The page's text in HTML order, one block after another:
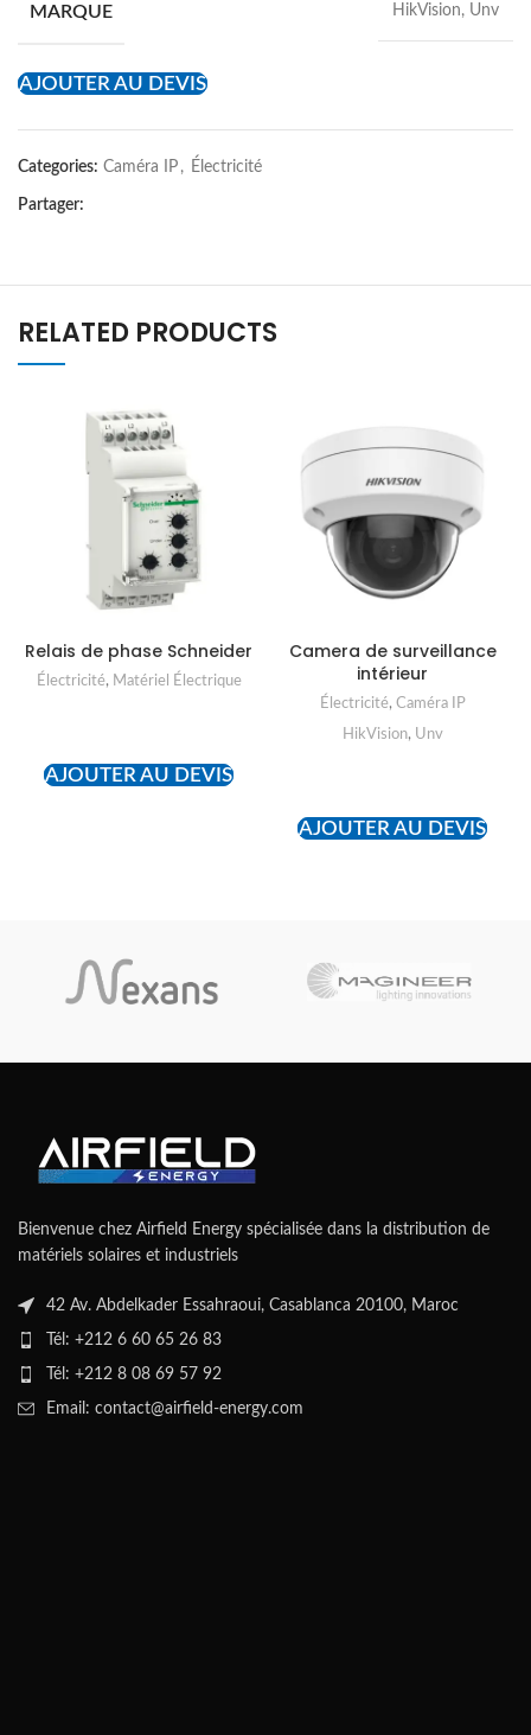
MARQUE HikVision, Unv
AJOUTER AU DEVIS
Categories: Caméra IP , Électricité
Partager:
RELATED PRODUCTS
Relais de phase Schneider
Électricité, Matériel Électrique
AJOUTER AU DEVIS
Camera de surveillance
intérieur
Électricité, Caméra IP
HikVision, Unv
AJOUTER AU DEVIS
Bienvenue chez Airfield Energy spécialisée dans la distribution de
matériels solaires et industriels
42 Av. Abdelkader Essahraoui, Casablanca 20100, Maroc
Tél: +212 6 60 65 26 83
Tél: +212 8 08 69 57 92
Email: contact@airfield-energy.com